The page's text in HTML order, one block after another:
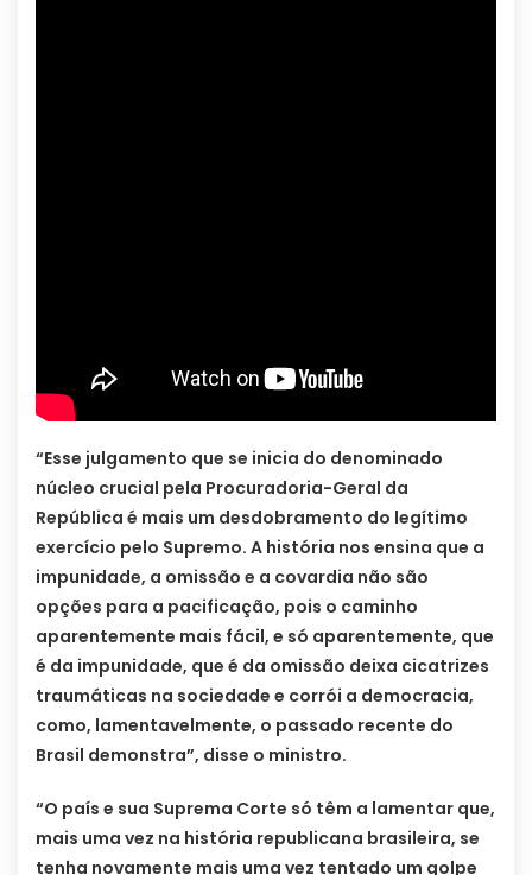
“Esse julgamento que se inicia do denominado
núcleo crucial pela Procuradoria-Geral da
República é mais um desdobramento do legítimo
exercício pelo Supremo. A história nos ensina que a
impunidade, a omissão e a covardia não são
opções para a pacificação, pois o caminho
aparentemente mais fácil, e só aparentemente, que
é da impunidade, que é da omissão deixa cicatrizes
traumáticas na sociedade e corrói a democracia,
como, lamentavelmente, o passado recente do
Brasil demonstra”, disse o ministro.
“O país e sua Suprema Corte só têm a lamentar que,
mais uma vez na história republicana brasileira, se
tenha novamente mais uma vez tentado um golpe